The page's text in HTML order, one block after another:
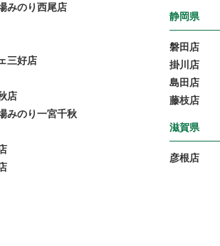
みのり西尾店
三好店
店
みのり一宮千秋
静岡県
磐田店
掛川店
島田店
藤枝店
滋賀県
彦根店